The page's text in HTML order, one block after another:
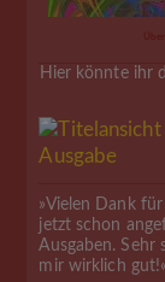
Hier könnte ihr
»Vielen Dank
jetzt schon
Ausgaben. Sehr
mir wirklich gut!«